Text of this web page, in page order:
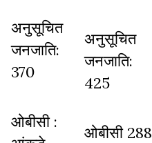
अनुसूचित
जनजाति:
370
ओबीसी :
अनुसूचित
जनजाति:
425
ओबीसी 288